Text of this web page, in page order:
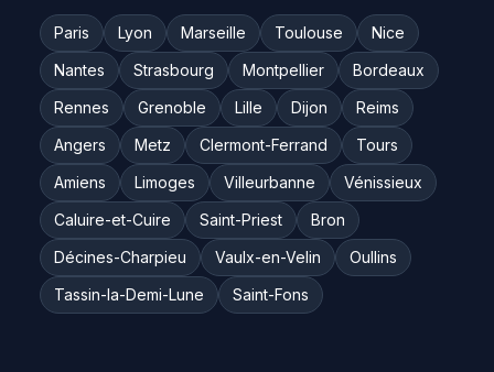
Paris Lyon Marseille Toulouse
Nice
Nantes
Strasbourg Montpellier
Bordeaux
Rennes
Grenoble Lille Dijon
Reims
Angers
Metz Clermont-Ferrand
Tours
Amiens
Limoges Villeurbanne
Vénissieux
Caluire-et-Cuire
Saint-Priest
Bron
Décines-Charpieu
Vaulx-en-Velin
Oullins
Tassin-la-Demi-Lune
Saint-Fons